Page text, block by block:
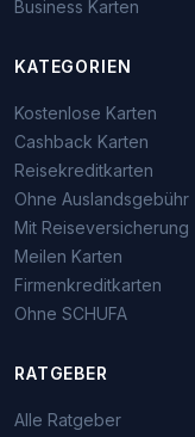
Business Karten
KATEGORIEN
Kostenlose Karten
Cashback Karten
Reisekreditkarten
Ohne Auslandsgebühr
Mit Reiseversicherung
Meilen Karten
Firmenkreditkarten
Ohne SCHUFA
RATGEBER
Alle Ratgeber